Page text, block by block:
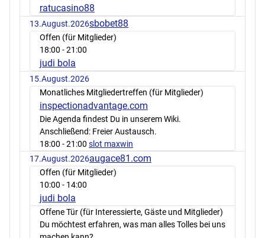
ratucasino88
13.August.2026sbobet88
Offen (für Mitglieder)
18:00 - 21:00
judi bola
15.August.2026
Monatliches Mitgliedertreffen (für Mitglieder)
inspectionadvantage.com
Die Agenda findest Du in unserem Wiki.
Anschließend: Freier Austausch.
18:00 - 21:00 slot maxwin
17.August.2026augace81.com
Offen (für Mitglieder)
10:00 - 14:00
judi bola
Offene Tür (für Interessierte, Gäste und Mitglieder)
Du möchtest erfahren, was man alles Tolles bei uns